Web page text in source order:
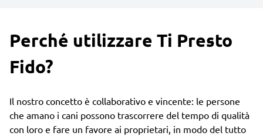
Perché utilizzare Ti Presto
Fido?
Il nostro concetto è collaborativo e vincente: le persone
che amano i cani possono trascorrere del tempo di qualità
con loro e fare un favore ai proprietari, in modo del tutto